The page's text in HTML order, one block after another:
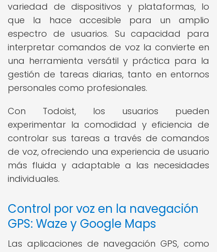
variedad de dispositivos y plataformas, lo
que la hace accesible para un amplio
espectro de usuarios. Su capacidad para
interpretar comandos de voz la convierte en
una herramienta versátil y práctica para la
gestión de tareas diarias, tanto en entornos
personales como profesionales.
Con Todoist, los usuarios pueden
experimentar la comodidad y eficiencia de
controlar sus tareas a través de comandos
de voz, ofreciendo una experiencia de usuario
más fluida y adaptable a las necesidades
individuales.
Control por voz en la navegación
GPS: Waze y Google Maps
Las aplicaciones de navegación GPS, como